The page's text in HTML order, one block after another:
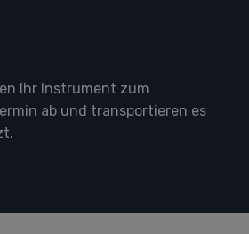
Ihr Instrument zum
ab und transportieren es